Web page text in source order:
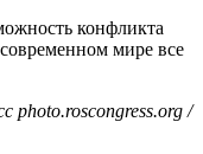
конфликта
мире все
photo.roscongress.org /